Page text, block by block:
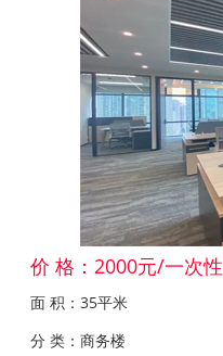
价 格：2000元/一次性
面 积：35平米
分 类：商务楼